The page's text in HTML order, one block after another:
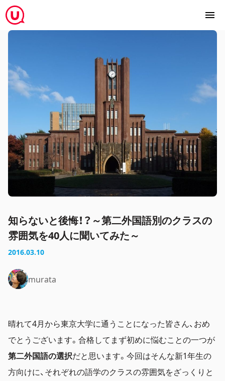
知らないと後悔！？～第二外国語別のクラスの
雰囲気を40人に聞いてみた～
2016.03.10
murata
晴れて4月から東京大学に通うことになった皆さん、おめ
でとうございます。合格してまず初めに悩むことの一つが
第二外国語の選択だと思います。今回はそんな新1年生の
方向けに、それぞれの語学のクラスの雰囲気をざっくりと